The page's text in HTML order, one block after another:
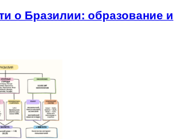
о Бразилии: образование и